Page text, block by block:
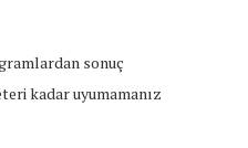
sonuç
kadar uyumamanız